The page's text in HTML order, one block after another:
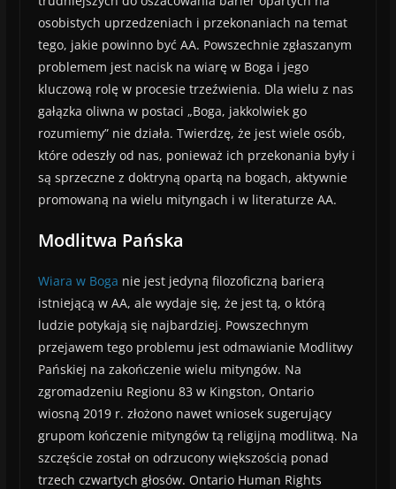
osobistych uprzedzeniach i przekonaniach na temat
tego, jakie powinno być AA. Powszechnie zgłaszanym
problemem jest nacisk na wiarę w Boga i jego
kluczową rolę w procesie trzeźwienia. Dla wielu z nas
gałązka oliwna w postaci „Boga, jakkolwiek go
rozumiemy” nie działa. Twierdzę, że jest wiele osób,
które odeszły od nas, ponieważ ich przekonania były i
są sprzeczne z doktryną opartą na bogach, aktywnie
promowaną na wielu mityngach i w literaturze AA.
Modlitwa Pańska
Wiara w Boga nie jest jedyną filozoficzną barierą
istniejącą w AA, ale wydaje się, że jest tą, o którą
ludzie potykają się najbardziej. Powszechnym
przejawem tego problemu jest odmawianie Modlitwy
Pańskiej na zakończenie wielu mityngów. Na
zgromadzeniu Regionu 83 w Kingston, Ontario
wiosną 2019 r. złożono nawet wniosek sugerujący
grupom kończenie mityngów tą religijną modlitwą. Na
szczęście został on odrzucony większością ponad
trzech czwartych głosów. Ontario Human Rights